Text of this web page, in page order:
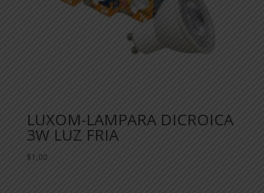
LUXOM-LAMPARA DICROICA
3W LUZ FRIA
$1,00